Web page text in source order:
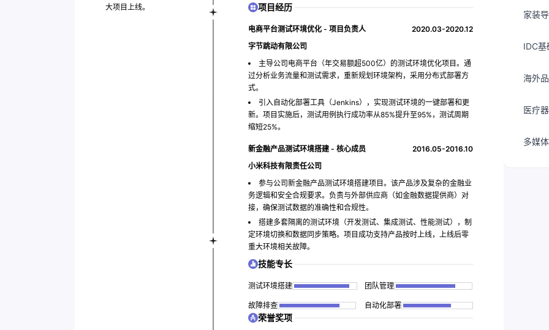
家装
IDC
海外
医疗
多媒
大项目上线。
项目经历
电商平台测试环境优化 - 项目负责人
2020.03-2020.12
字节跳动有限公司
主导公司电商平台（年交易额超500亿）的测试环境优化项目。通
过分析业务流量和测试需求，重新规划环境架构，采用分布式部署方
式。
引入自动化部署工具（Jenkins），实现测试环境的一键部署和更
新。项目实施后，测试用例执行成功率从85%提升至95%，测试周期
缩短25%。
新金融产品测试环境搭建 - 核心成员
2016.05-2016.10
小米科技有限责任公司
参与公司新金融产品测试环境搭建项目。该产品涉及复杂的金融业
务逻辑和安全合规要求。负责与外部供应商（如金融数据提供商）对
接，确保测试数据的准确性和合规性。
搭建多套隔离的测试环境（开发测试、集成测试、性能测试），制
定环境切换和数据同步策略。项目成功支持产品按时上线，上线后零
重大环境相关故障。
技能专长
测试环境搭建 团队管理
故障排查 自动化部署
荣誉奖项